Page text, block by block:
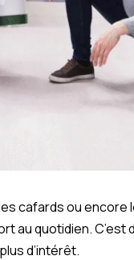
cafards ou encore
au quotidien. C’est
d’intérêt.